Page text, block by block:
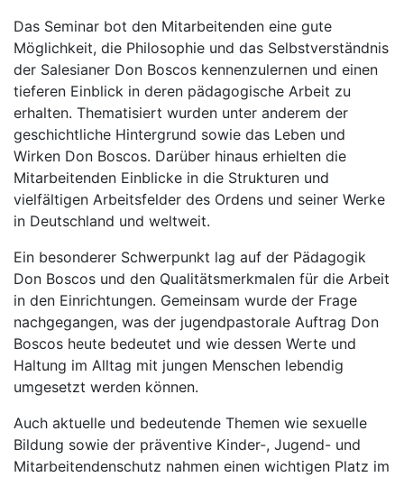
Das Seminar bot den Mitarbeitenden eine gute
Möglichkeit, die Philosophie und das Selbstverständnis
der Salesianer Don Boscos kennenzulernen und einen
tieferen Einblick in deren pädagogische Arbeit zu
erhalten. Thematisiert wurden unter anderem der
geschichtliche Hintergrund sowie das Leben und
Wirken Don Boscos. Darüber hinaus erhielten die
Mitarbeitenden Einblicke in die Strukturen und
vielfältigen Arbeitsfelder des Ordens und seiner Werke
in Deutschland und weltweit.
Ein besonderer Schwerpunkt lag auf der Pädagogik
Don Boscos und den Qualitätsmerkmalen für die Arbeit
in den Einrichtungen. Gemeinsam wurde der Frage
nachgegangen, was der jugendpastorale Auftrag Don
Boscos heute bedeutet und wie dessen Werte und
Haltung im Alltag mit jungen Menschen lebendig
umgesetzt werden können.
Auch aktuelle und bedeutende Themen wie sexuelle
Bildung sowie der präventive Kinder-, Jugend- und
Mitarbeitendenschutz nahmen einen wichtigen Platz im